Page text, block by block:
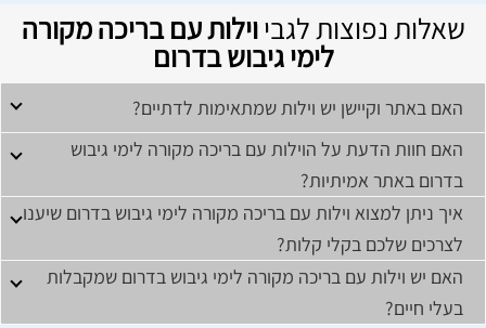
שאלות נפוצות לגביוילות עם בריכה מקורה
לימי גיבוש בדרום
האם באתר וקיישן יש וילות שמתאימות לדתיים?
האם חוות הדעת על הוילות עם בריכה מקורה לימי גיבוש
בדרום באתר אמיתיות?
איך ניתן למצוא וילות עם בריכה מקורה לימי גיבוש בדרום שיענו
לצרכים שלכם בקלי קלות?
האם יש וילות עם בריכה מקורה לימי גיבוש בדרום שמקבלות
בעלי חיים?